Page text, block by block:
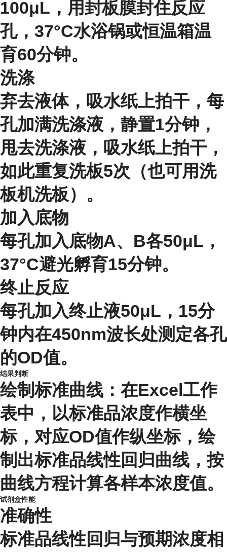
100μL，用封板膜封住反应
孔，37°C水浴锅或恒温箱温
育60分钟。
洗涤
弃去液体，吸水纸上拍干，每
孔加满洗涤液，静置1分钟，
甩去洗涤液，吸水纸上拍干，
如此重复洗板5次（也可用洗
板机洗板）。
加入底物
每孔加入底物A、B各50μL，
37°C避光孵育15分钟。
终止反应
每孔加入终止液50μL，15分
钟内在450nm波长处测定各孔
的OD值。
结果判断
绘制标准曲线：在Excel工作
表中，以标准品浓度作横坐
标，对应OD值作纵坐标，绘
制出标准品线性回归曲线，按
曲线方程计算各样本浓度值。
试剂盒性能
准确性
标准品线性回归与预期浓度相